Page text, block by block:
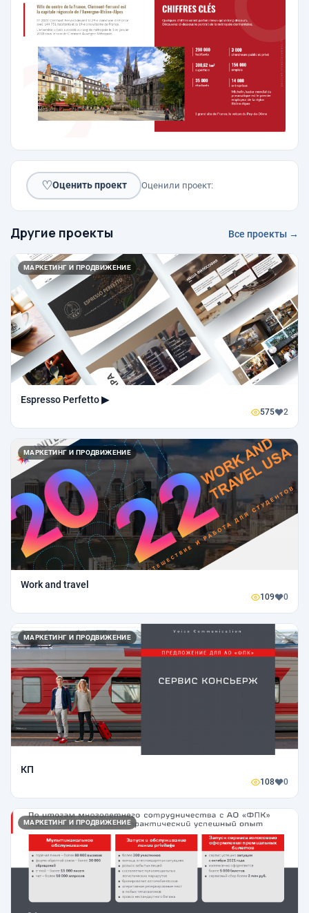
♡Оценить проект Оценили проект:
Другие проекты Все проекты →
МАРКЕТИНГ И ПРОДВИЖЕНИЕ
Espresso Perfetto ▶
575 2
МАРКЕТИНГ И ПРОДВИЖЕНИЕ
Work and travel
109 0
МАРКЕТИНГ И ПРОДВИЖЕНИЕ
КП
108 0
МАРКЕТИНГ И ПРОДВИЖЕНИЕ